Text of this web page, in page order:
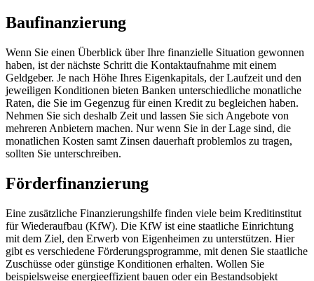
Baufinanzierung
Wenn Sie einen Überblick über Ihre finanzielle Situation gewonnen
haben, ist der nächste Schritt die Kontaktaufnahme mit einem
Geldgeber. Je nach Höhe Ihres Eigenkapitals, der Laufzeit und den
jeweiligen Konditionen bieten Banken unterschiedliche monatliche
Raten, die Sie im Gegenzug für einen Kredit zu begleichen haben.
Nehmen Sie sich deshalb Zeit und lassen Sie sich Angebote von
mehreren Anbietern machen. Nur wenn Sie in der Lage sind, die
monatlichen Kosten samt Zinsen dauerhaft problemlos zu tragen,
sollten Sie unterschreiben.
Förderfinanzierung
Eine zusätzliche Finanzierungshilfe finden viele beim Kreditinstitut
für Wiederaufbau (KfW). Die KfW ist eine staatliche Einrichtung
mit dem Ziel, den Erwerb von Eigenheimen zu unterstützen. Hier
gibt es verschiedene Förderungsprogramme, mit denen Sie staatliche
Zuschüsse oder günstige Konditionen erhalten. Wollen Sie
beispielsweise energieeffizient bauen oder ein Bestandsobjekt